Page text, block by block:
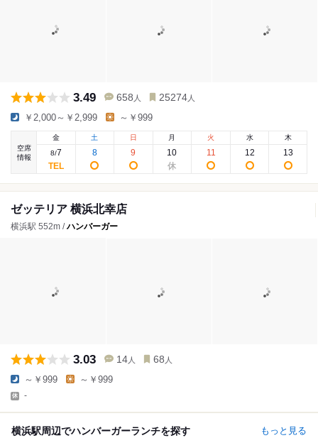
3.49 658 人 25274 人
￥2,000～￥2,999 ～￥999
空席
情報
金
8/7
土
8
日
9
月
10
火
11
水
12
木
13
ゼッテリア 横浜北幸店
横浜駅 552m /ハンバーガー
3.03 14 人 68 人
～￥999 ～￥999
-
横浜駅周辺でハンバーガーランチを探す もっと見る